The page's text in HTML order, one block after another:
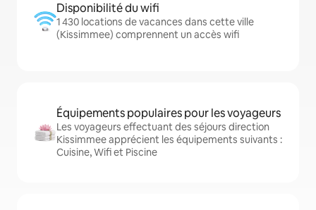
Disponibilité du wifi
1 430 locations de vacances dans cette ville
(Kissimmee) comprennent un accès wifi
Équipements populaires pour les voyageurs
Les voyageurs effectuant des séjours direction
Kissimmee apprécient les équipements suivants :
Cuisine, Wifi et Piscine